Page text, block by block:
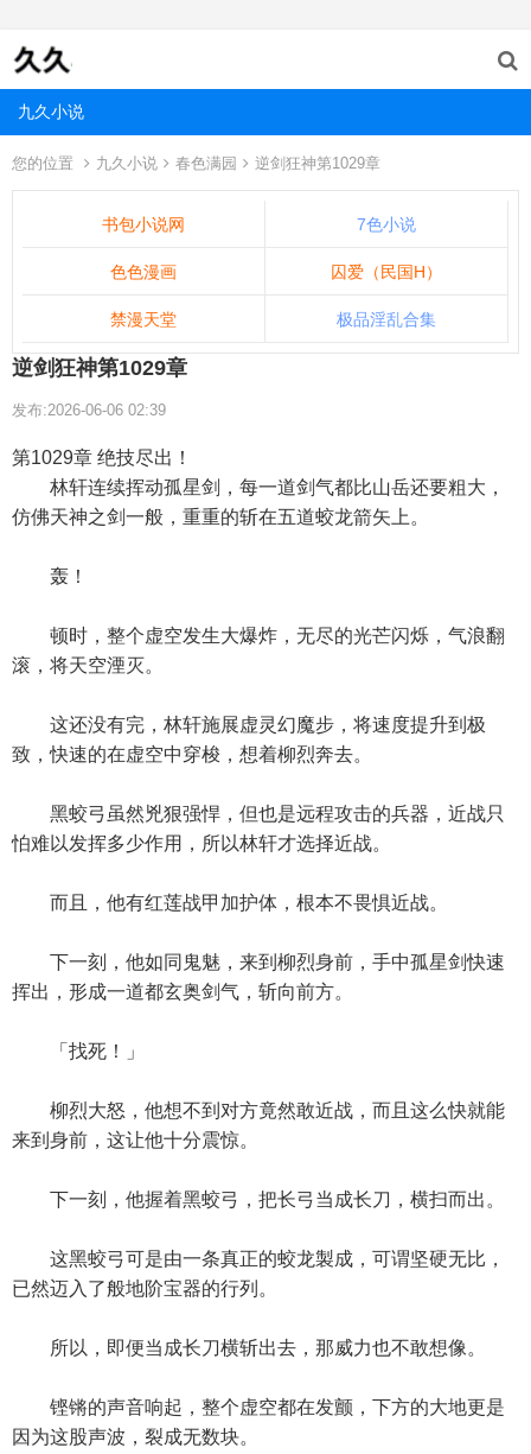
九久小说
您的位置 九久小说 春色满园 逆剑狂神第1029章
书包小说网 7色小说
色色漫画 囚爱（民国H）
禁漫天堂 极品淫乱合集
逆剑狂神第1029章
发布:2026-06-06 02:39
第1029章 绝技尽出！
林轩连续挥动孤星剑，每一道剑气都比山岳还要粗大，
仿佛天神之剑一般，重重的斩在五道蛟龙箭矢上。
轰！
顿时，整个虚空发生大爆炸，无尽的光芒闪烁，气浪翻
滚，将天空湮灭。
这还没有完，林轩施展虚灵幻魔步，将速度提升到极
致，快速的在虚空中穿梭，想着柳烈奔去。
黑蛟弓虽然兇狠强悍，但也是远程攻击的兵器，近战只
怕难以发挥多少作用，所以林轩才选择近战。
而且，他有红莲战甲加护体，根本不畏惧近战。
下一刻，他如同鬼魅，来到柳烈身前，手中孤星剑快速
挥出，形成一道都玄奥剑气，斩向前方。
「找死！」
柳烈大怒，他想不到对方竟然敢近战，而且这么快就能
来到身前，这让他十分震惊。
下一刻，他握着黑蛟弓，把长弓当成长刀，横扫而出。
这黑蛟弓可是由一条真正的蛟龙製成，可谓坚硬无比，
已然迈入了般地阶宝器的行列。
所以，即便当成长刀横斩出去，那威力也不敢想像。
铿锵的声音响起，整个虚空都在发颤，下方的大地更是
因为这股声波，裂成无数块。